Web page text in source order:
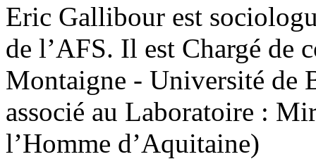
Eric Gallibour est
de l’AFS. Il est Chargé de
Montaigne - Université de
associé au Laboratoire :
l’Homme d’Aquitaine)